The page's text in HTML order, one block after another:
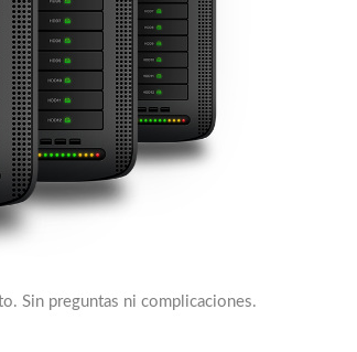
Sin preguntas ni complicaciones.